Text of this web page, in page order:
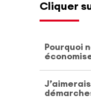
Cliquer
Pourquoi